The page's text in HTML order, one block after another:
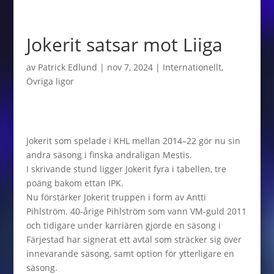
Jokerit satsar mot Liiga
av Patrick Edlund | nov 7, 2024| Internationellt,
Övriga ligor
Jokerit som spelade i KHL mellan 2014–22 gör nu sin
andra säsong i finska andraligan Mestis.
I skrivande stund ligger Jokerit fyra i tabellen, tre
poäng bakom ettan IPK.
Nu förstärker Jokerit truppen i form av Antti
Pihlström. 40-årige Pihlström som vann VM-guld 2011
och tidigare under karriären gjorde en säsong i
Färjestad har signerat ett avtal som sträcker sig över
innevarande säsong, samt option för ytterligare en
säsong.